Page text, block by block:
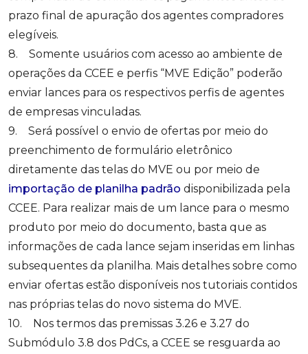
prazo final de apuração dos agentes compradores
elegíveis.
8. Somente usuários com acesso ao ambiente de
operações da CCEE e perfis “MVE Edição” poderão
enviar lances para os respectivos perfis de agentes
de empresas vinculadas.
9. Será possível o envio de ofertas por meio do
preenchimento de formulário eletrônico
diretamente das telas do MVE ou por meio de
importação de planilha padrão disponibilizada pela
CCEE. Para realizar mais de um lance para o mesmo
produto por meio do documento, basta que as
informações de cada lance sejam inseridas em linhas
subsequentes da planilha. Mais detalhes sobre como
enviar ofertas estão disponíveis nos tutoriais contidos
nas próprias telas do novo sistema do MVE.
10. Nos termos das premissas 3.26 e 3.27 do
Submódulo 3.8 dos PdCs, a CCEE se resguarda ao